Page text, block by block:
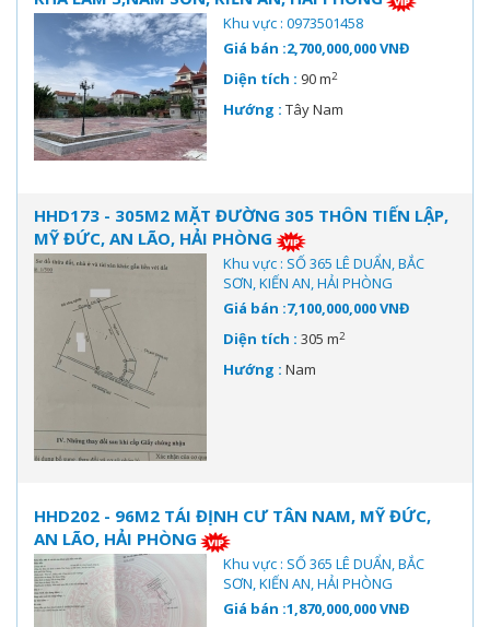
Khu vực : 0973501458
Giá bán :2,700,000,000 VNĐ
Diện tích : 90 m2
Hướng : Tây Nam
HHD173 - 305M2 MẶT ĐƯỜNG 305 THÔN TIẾN LẬP,
MỸ ĐỨC, AN LÃO, HẢI PHÒNG
Khu vực : SỐ 365 LÊ DUẨN, BẮC
SƠN, KIẾN AN, HẢI PHÒNG
Giá bán :7,100,000,000 VNĐ
Diện tích : 305 m2
Hướng : Nam
HHD202 - 96M2 TÁI ĐỊNH CƯ TÂN NAM, MỸ ĐỨC,
AN LÃO, HẢI PHÒNG
Khu vực : SỐ 365 LÊ DUẨN, BẮC
SƠN, KIẾN AN, HẢI PHÒNG
Giá bán :1,870,000,000 VNĐ